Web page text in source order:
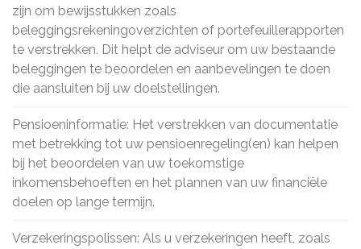
zijn om bewijsstukken zoals
beleggingsrekeningoverzichten of portefeuillerapporten
te verstrekken. Dit helpt de adviseur om uw bestaande
beleggingen te beoordelen en aanbevelingen te doen
die aansluiten bij uw doelstellingen.
Pensioeninformatie: Het verstrekken van documentatie
met betrekking tot uw pensioenregeling(en) kan helpen
bij het beoordelen van uw toekomstige
inkomensbehoeften en het plannen van uw financiële
doelen op lange termijn.
Verzekeringspolissen: Als u verzekeringen heeft, zoals